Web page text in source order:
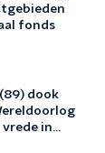
fonds
dook
in